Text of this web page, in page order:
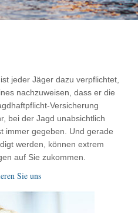
jeder Jäger dazu verpflichtet,
nachzuweisen, dass er die
Versicherung
bei der Jagd unabsichtlich
immer gegeben. Und gerade
werden, können extrem
auf Sie zukommen.
Sie uns